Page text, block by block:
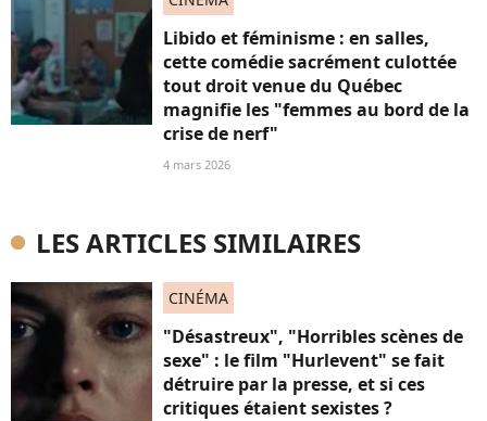
Libido et féminisme : en salles,
cette comédie sacrément culottée
tout droit venue du Québec
magnifie les "femmes au bord de la
crise de nerf"
4 mars 2026
LES ARTICLES SIMILAIRES
CINÉMA
"Désastreux", "Horribles scènes de
sexe" : le film "Hurlevent" se fait
détruire par la presse, et si ces
critiques étaient sexistes ?